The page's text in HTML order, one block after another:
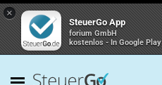
×
SteuerGo App
forium GmbH
kostenlos - In Google Play